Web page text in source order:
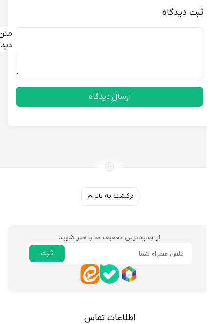
ثبت دیدگاه
متن
دیدگاه
ارسال دیدگاه
برگشت به بالا
از جدیدترین تخفیف ها با خبر شوید
اطلاعات تماس